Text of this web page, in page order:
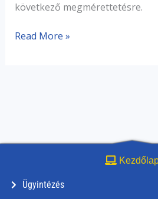
következő megmérettetésre.
Read More »
Ügyintézés